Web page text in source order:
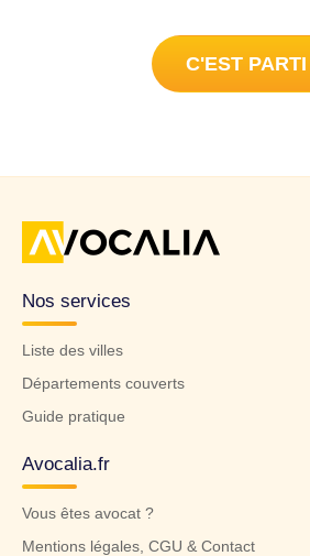
C'EST PARTI
Nos services
Liste des villes
Départements couverts
Guide pratique
Avocalia.fr
Vous êtes avocat ?
Mentions légales, CGU & Contact